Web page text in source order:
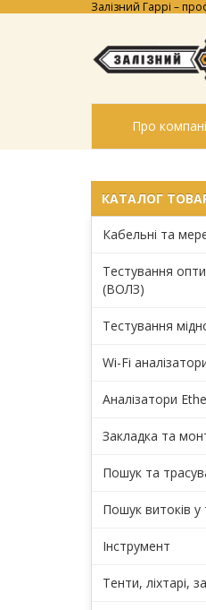
Залізний Гаррі –
Про
КАТАЛОГ
Кабельні та
Тестування
(ВОЛЗ)
Тестування
Wi-Fi
Аналізатори
Закладка та
Пошук та
Пошук витоків
Інструмент
Тенти, ліхтарі,